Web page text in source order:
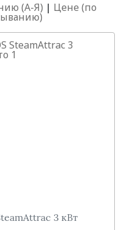
(А-Я) | Цене (по
3 кВт